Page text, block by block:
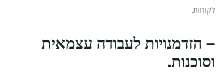
לקוחות.
– הזדמנויות לעבודה עצמאית
וסוכנות.